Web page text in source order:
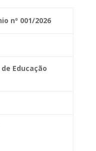
nº 001/2026
Educação
2026